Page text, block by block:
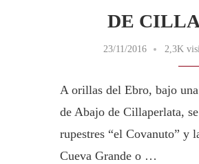
DE
23/11/2016 2,3K
A orillas del Ebro, bajo
de Abajo de Cillaperlata,
rupestres “el Covanuto” y
Cueva Grande o …